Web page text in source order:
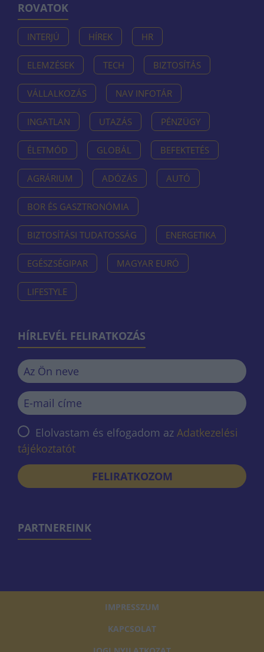
ROVATOK
INTERJÚ HÍREK HR
ELEMZÉSEK TECH BIZTOSÍTÁS
VÁLLALKOZÁS NAV INFOTÁR
INGATLAN UTAZÁS PÉNZÜGY
ÉLETMÓD GLOBÁL BEFEKTETÉS
AGRÁRIUM ADÓZÁS AUTÓ
BOR ÉS GASZTRONÓMIA
BIZTOSÍTÁSI TUDATOSSÁG ENERGETIKA
EGÉSZSÉGIPAR MAGYAR EURÓ
LIFESTYLE
HÍRLEVÉL FELIRATKOZÁS
Elolvastam és elfogadom az Adatkezelési
tájékoztatót
FELIRATKOZOM
PARTNEREINK
IMPRESSZUM
KAPCSOLAT